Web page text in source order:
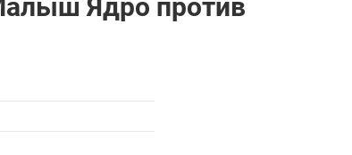
Ядро против